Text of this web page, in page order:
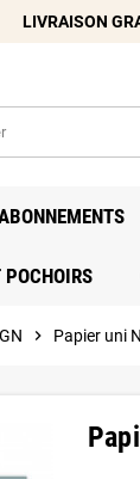
LIVRAISON
POCHOIRS
chevron_right Papier uni